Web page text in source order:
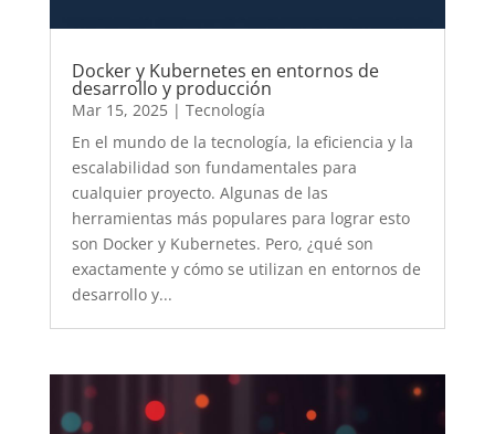
Docker y Kubernetes en entornos de
desarrollo y producción
Mar 15, 2025| Tecnología
En el mundo de la tecnología, la eficiencia y la
escalabilidad son fundamentales para
cualquier proyecto. Algunas de las
herramientas más populares para lograr esto
son Docker y Kubernetes. Pero, ¿qué son
exactamente y cómo se utilizan en entornos de
desarrollo y...